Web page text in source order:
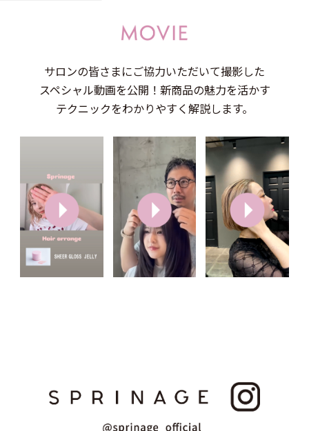
サロンの皆さまにご協力いただいて撮影した
スペシャル動画を公開！新商品の魅力を活かす
テクニックをわかりやすく解説します。